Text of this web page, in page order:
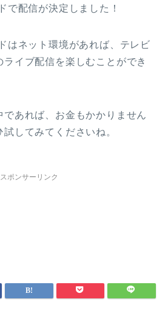
で配信が決定しました！
はネット環境があれば、テレビ
イブ配信を楽しむことができ
あれば、お金もかかりません
してみてくださいね。
スポンサーリンク